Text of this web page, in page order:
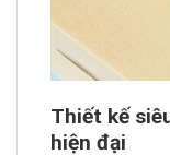
Thiết kế
hiện đại